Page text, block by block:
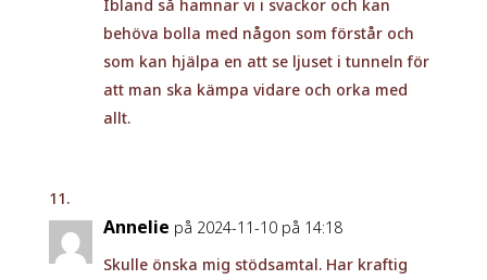
Ibland så hamnar vi i svackor och kan
behöva bolla med någon som förstår och
som kan hjälpa en att se ljuset i tunneln för
att man ska kämpa vidare och orka med
allt.
Annelie på 2024-11-10 på 14:18
Skulle önska mig stödsamtal. Har kraftig